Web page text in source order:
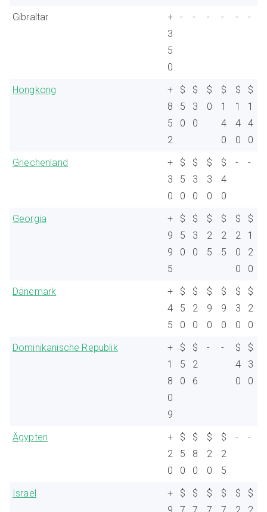
Gibraltar
+
3
5
0
- - - - - -
Hongkong
+
8
5
2
$
5
0
$
3
0
$
0
$
1
4
0
$
1
4
0
$
1
4
0
Griechenland
+
3
0
$
5
0
$
3
0
$
3
0
$
4
0
- -
Georgia
+
9
9
5
$
5
0
$
3
0
$
2
5
$
2
5
$
2
0
0
$
1
2
0
Dänemark
+
4
5
$
5
0
$
2
0
$
9
0
$
9
0
$
3
0
$
2
0
Dominikanische Republik
+
1
8
0
9
$
5
0
$
2
6
- -
$
4
0
$
3
0
Ägypten
+
2
0
$
5
0
$
8
0
$
2
0
$
2
5
- -
Israel
+
$
$
$
$
$
$